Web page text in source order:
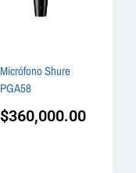
Micrófono Shure
PGA58
$360,000.00